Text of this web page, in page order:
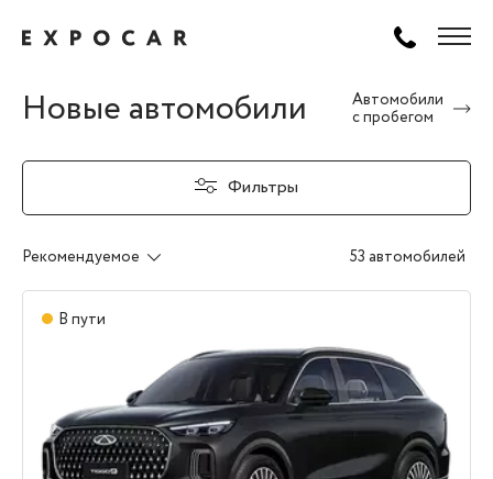
Новые автомобили
Автомобили
с пробегом
Фильтры
Рекомендуемое 53 автомобилей
В пути